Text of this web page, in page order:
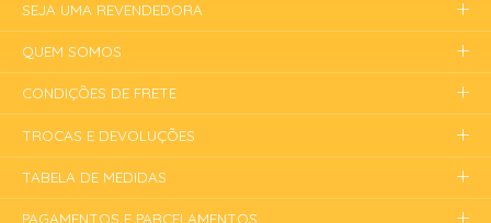
SEJA UMA REVENDEDORA
QUEM SOMOS
CONDIÇÕES DE FRETE
TROCAS E DEVOLUÇÕES
TABELA DE MEDIDAS
PAGAMENTOS E PARCELAMENTOS